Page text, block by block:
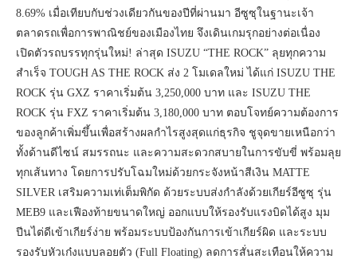
8.69% เมื่อเทียบกับช่วงเดียวกันของปีที่ผ่านมา อีซูซุในฐานะเจ้า
ตลาดรถเพื่อการพาณิชย์ของเมืองไทย จึงเดินเกมรุกอย่างต่อเนื่อง
เปิดตัวรถบรรทุกรุ่นใหม่! ล่าสุด ISUZU “THE ROCK” ลุยทุกความ
สำเร็จ TOUGH AS THE ROCK ส่ง 2 โมเดลใหม่ ได้แก่ ISUZU THE
ROCK รุ่น GXZ ราคาเริ่มต้น 3,250,000 บาท และ ISUZU THE
ROCK รุ่น FXZ ราคาเริ่มต้น 3,180,000 บาท ตอบโจทย์ความต้องการ
ของลูกค้าเพิ่มขึ้นเพื่อสร้างผลกำไรสูงสุดแก่ธุรกิจ ชูจุดขายเหนือกว่า
ทั้งด้านดีไซน์ สมรรถนะ และความสะดวกสบายในการขับขี่ พร้อมลุย
ทุกเส้นทาง โดยการปรับโฉมใหม่ด้วยกระจังหน้าสีเงิน MATTE
SILVER เสริมความเท่เต็มพิกัด ด้วยระบบส่งกำลังด้วยเกียร์อีซูซุ รุ่น
MEB9 และเฟืองท้ายขนาดใหญ่ ออกแบบให้รองรับแรงบิดได้สูง มุม
ปีนไต่ดีเข้าเกียร์ง่าย พร้อมระบบป้องกันการเข้าเกียร์ผิด และระบบ
รองรับหัวเก๋งแบบลอยตัว (Full Floating) ลดการสั่นสะเทือนให้ความ